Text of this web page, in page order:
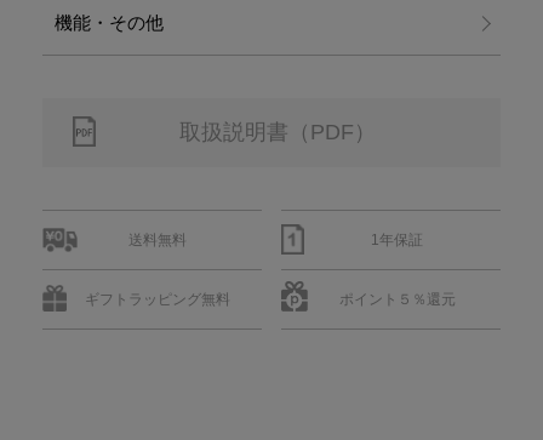
機能・その他
取扱説明書（PDF）
送料無料 1年保証
ギフトラッピング無料 ポイント５％還元